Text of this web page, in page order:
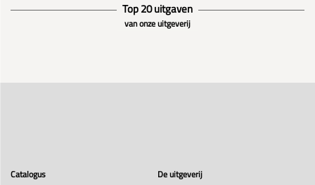
Top 20 uitgaven
van onze uitgeverij
Catalogus
De uitgeverij